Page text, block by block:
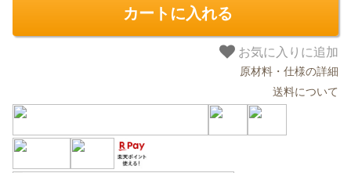
カートに入れる
お気に入りに追加
原材料・仕様の詳細
送料について